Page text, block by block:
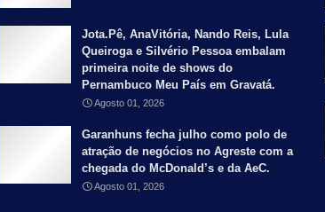
Jota.Pê, AnaVitória, Nando Reis, Lula
Queiroga e Silvério Pessoa embalam
primeira noite de shows do
Pernambuco Meu País em Gravatá.
Agosto 01, 2026
Garanhuns fecha julho como polo de
atração de negócios no Agreste com a
chegada do McDonald’s e da AeC.
Agosto 01, 2026